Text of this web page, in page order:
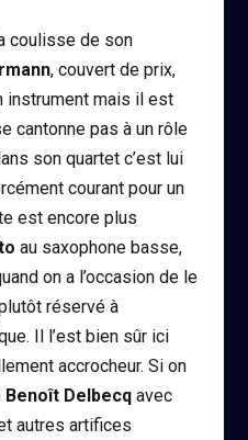
coulisse de son
, couvert de prix,
instrument mais il est
cantonne pas à un rôle
son quartet c’est lui
courant pour un
est encore plus
au saxophone basse,
on a l’occasion de le
réservé à
Il l’est bien sûr ici
accrocheur. Si on
Benoît Delbecq avec
autres artifices